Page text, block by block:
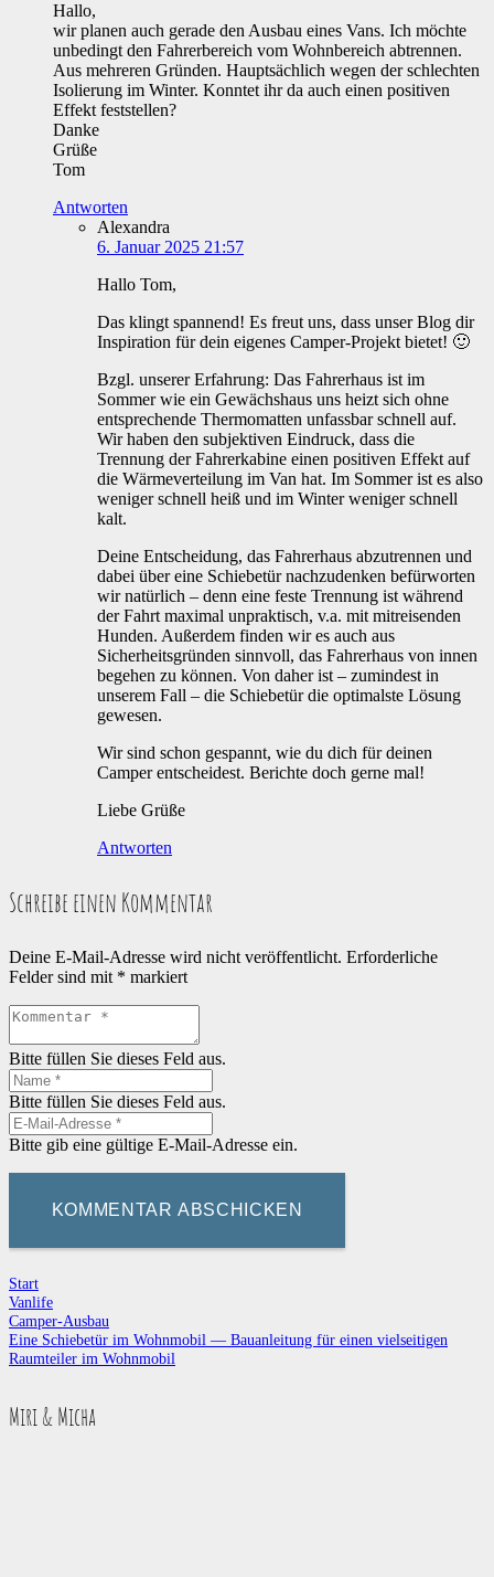
Hallo,
wir planen auch gerade den Ausbau eines Vans. Ich möchte
unbedingt den Fahrerbereich vom Wohnbereich abtrennen.
Aus mehreren Gründen. Hauptsächlich wegen der schlechten
Isolierung im Winter. Konntet ihr da auch einen positiven
Effekt feststellen?
Danke
Grüße
Tom
Antworten
Alexandra
6. Januar 2025 21:57
Hallo Tom,
Das klingt spannend! Es freut uns, dass unser Blog dir
Inspiration für dein eigenes Camper-Projekt bietet! 🙂
Bzgl. unserer Erfahrung: Das Fahrerhaus ist im
Sommer wie ein Gewächshaus uns heizt sich ohne
entsprechende Thermomatten unfassbar schnell auf.
Wir haben den subjektiven Eindruck, dass die
Trennung der Fahrerkabine einen positiven Effekt auf
die Wärmeverteilung im Van hat. Im Sommer ist es also
weniger schnell heiß und im Winter weniger schnell
kalt.
Deine Entscheidung, das Fahrerhaus abzutrennen und
dabei über eine Schiebetür nachzudenken befürworten
wir natürlich – denn eine feste Trennung ist während
der Fahrt maximal unpraktisch, v.a. mit mitreisenden
Hunden. Außerdem finden wir es auch aus
Sicherheitsgründen sinnvoll, das Fahrerhaus von innen
begehen zu können. Von daher ist – zumindest in
unserem Fall – die Schiebetür die optimalste Lösung
gewesen.
Wir sind schon gespannt, wie du dich für deinen
Camper entscheidest. Berichte doch gerne mal!
Liebe Grüße
Antworten
Schreibe einen Kommentar
Deine E-Mail-Adresse wird nicht veröffentlicht. Erforderliche
Felder sind mit * markiert
Bitte füllen Sie dieses Feld aus.
Bitte füllen Sie dieses Feld aus.
Bitte gib eine gültige E-Mail-Adresse ein.
KOMMENTAR ABSCHICKEN
Start
Vanlife
Camper-Ausbau
Eine Schiebetür im Wohnmobil — Bauanleitung für einen vielseitigen
Raumteiler im Wohnmobil
Miri & Micha